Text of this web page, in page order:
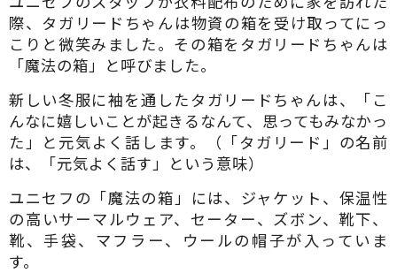
際、タガリードちゃんは物資の箱を受け取ってにっ
こりと微笑みました。その箱をタガリードちゃんは
「魔法の箱」と呼びました。
新しい冬服に袖を通したタガリードちゃんは、「こ
んなに嬉しいことが起きるなんて、思ってもみなかっ
た」と元気よく話します。（「タガリード」の名前
は、「元気よく話す」という意味）
ユニセフの「魔法の箱」には、ジャケット、保温性
の高いサーマルウェア、セーター、ズボン、靴下、
靴、手袋、マフラー、ウールの帽子が入っていま
す。